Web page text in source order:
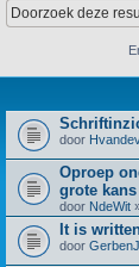
door
Oproep
grote
door NdeWit
It is
door GerbenJ